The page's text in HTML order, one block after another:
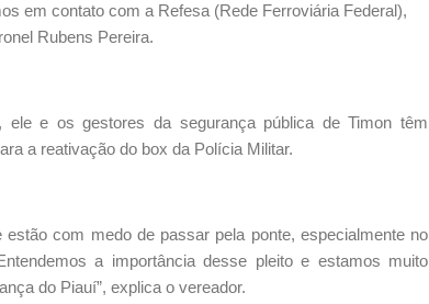
em contato com a Refesa (Rede Ferroviária Federal),
Rubens Pereira.
e os gestores da segurança pública de Timon têm
a reativação do box da Polícia Militar.
com medo de passar pela ponte, especialmente no
a importância desse pleito e estamos muito
do Piauí”, explica o vereador.